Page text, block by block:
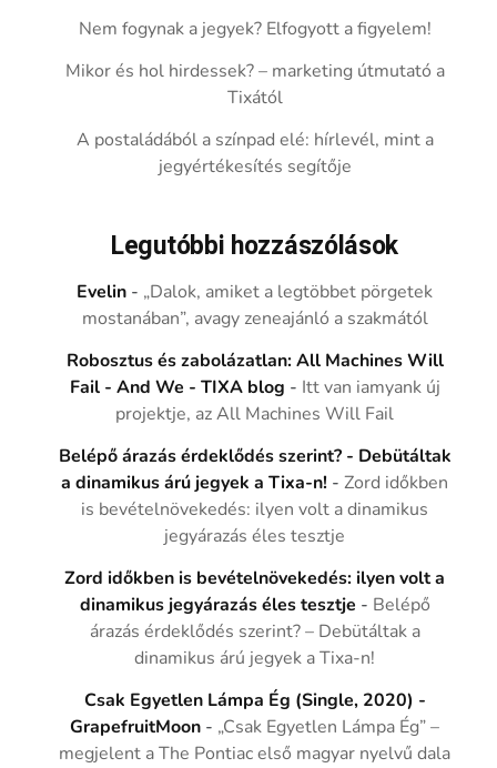
Nem fogynak a jegyek? Elfogyott a figyelem!
Mikor és hol hirdessek? – marketing útmutató a
Tixától
A postaládából a színpad elé: hírlevél, mint a
jegyértékesítés segítője
Legutóbbi hozzászólások
Evelin - „Dalok, amiket a legtöbbet pörgetek
mostanában”, avagy zeneajánló a szakmától
Robosztus és zabolázatlan: All Machines Will
Fail - And We - TIXA blog - Itt van iamyank új
projektje, az All Machines Will Fail
Belépő árazás érdeklődés szerint? - Debütáltak
a dinamikus árú jegyek a Tixa-n! -Zord időkben
is bevételnövekedés: ilyen volt a dinamikus
jegyárazás éles tesztje
Zord időkben is bevételnövekedés: ilyen volt a
dinamikus jegyárazás éles tesztje - Belépő
árazás érdeklődés szerint? – Debütáltak a
dinamikus árú jegyek a Tixa-n!
Csak Egyetlen Lámpa Ég (Single, 2020) -
GrapefruitMoon - „Csak Egyetlen Lámpa Ég” –
megjelent a The Pontiac első magyar nyelvű dala